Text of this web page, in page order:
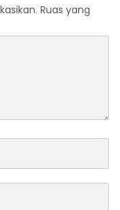
Ruas yang